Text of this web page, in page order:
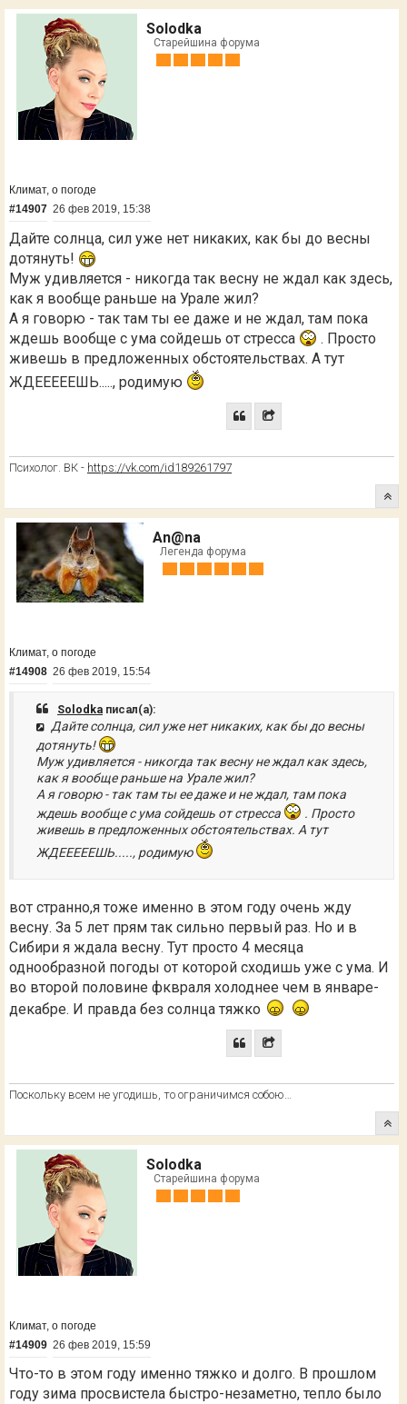
Solodka
Старейшина форума
Климат, о погоде
#14907 26 фев 2019, 15:38
Дайте солнца, сил уже нет никаких, как бы до весны
дотянуть!
Муж удивляется - никогда так весну не ждал как здесь,
как я вообще раньше на Урале жил?
А я говорю - так там ты ее даже и не ждал, там пока
ждешь вообще с ума сойдешь от стресса
. Просто
живешь в предложенных обстоятельствах. А тут
ЖДЕЕЕЕЕШЬ....., родимую
Психолог. ВК - https://vk.com/id189261797
An@na
Легенда форума
Климат, о погоде
#14908 26 фев 2019, 15:54
Solodka писал(а):
Дайте солнца, сил уже нет никаких, как бы до весны
дотянуть!
Муж удивляется - никогда так весну не ждал как здесь,
как я вообще раньше на Урале жил?
А я говорю - так там ты ее даже и не ждал, там пока
ждешь вообще с ума сойдешь от стресса
. Просто
живешь в предложенных обстоятельствах. А тут
ЖДЕЕЕЕЕШЬ....., родимую
вот странно,я тоже именно в этом году очень жду
весну. За 5 лет прям так сильно первый раз. Но и в
Сибири я ждала весну. Тут просто 4 месяца
однообразной погоды от которой сходишь уже с ума. И
во второй половине фквраля холоднее чем в январе-
декабре. И правда без солнца тяжко
Поскольку всем не угодишь, то ограничимся собою…
Solodka
Старейшина форума
Климат, о погоде
#14909 26 фев 2019, 15:59
Что-то в этом году именно тяжко и долго. В прошлом
году зима просвистела быстро-незаметно, тепло было